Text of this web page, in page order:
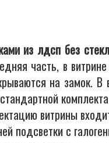
из лдсп без
часть, в
на замок. В
витрины
подсветки с